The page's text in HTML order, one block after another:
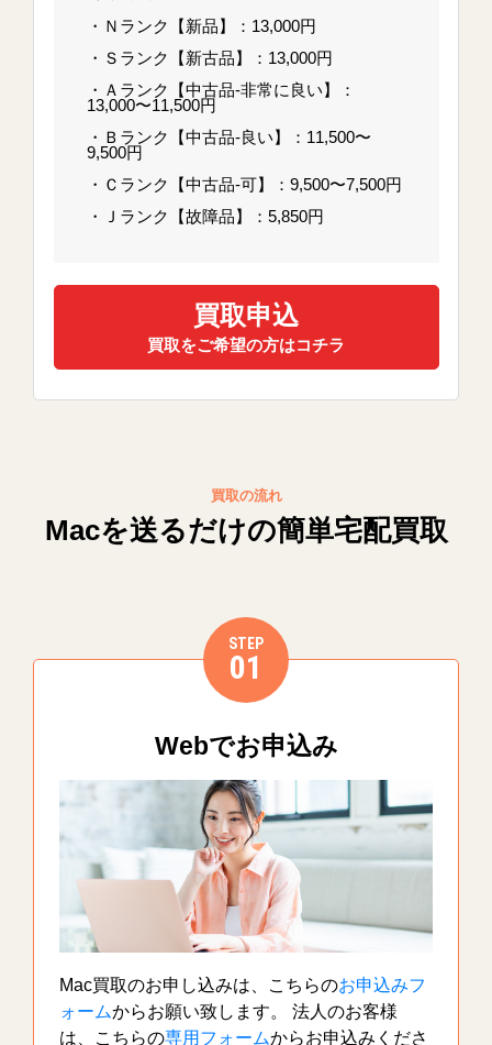
・Ｎランク【新品】：13,000円
・Ｓランク【新古品】：13,000円
・Ａランク【中古品-非常に良い】：
13,000〜11,500円
・Ｂランク【中古品-良い】：11,500〜
9,500円
・Ｃランク【中古品-可】：9,500〜7,500円
・Ｊランク【故障品】：5,850円
買取申込
買取をご希望の方はコチラ
買取の流れ
Macを送るだけの簡単宅配買取
STEP
01
Webでお申込み
Mac買取のお申し込みは、こちらのお申込みフ
ォームからお願い致します。 法人のお客様
は、こちらの専用フォームからお申込みくださ